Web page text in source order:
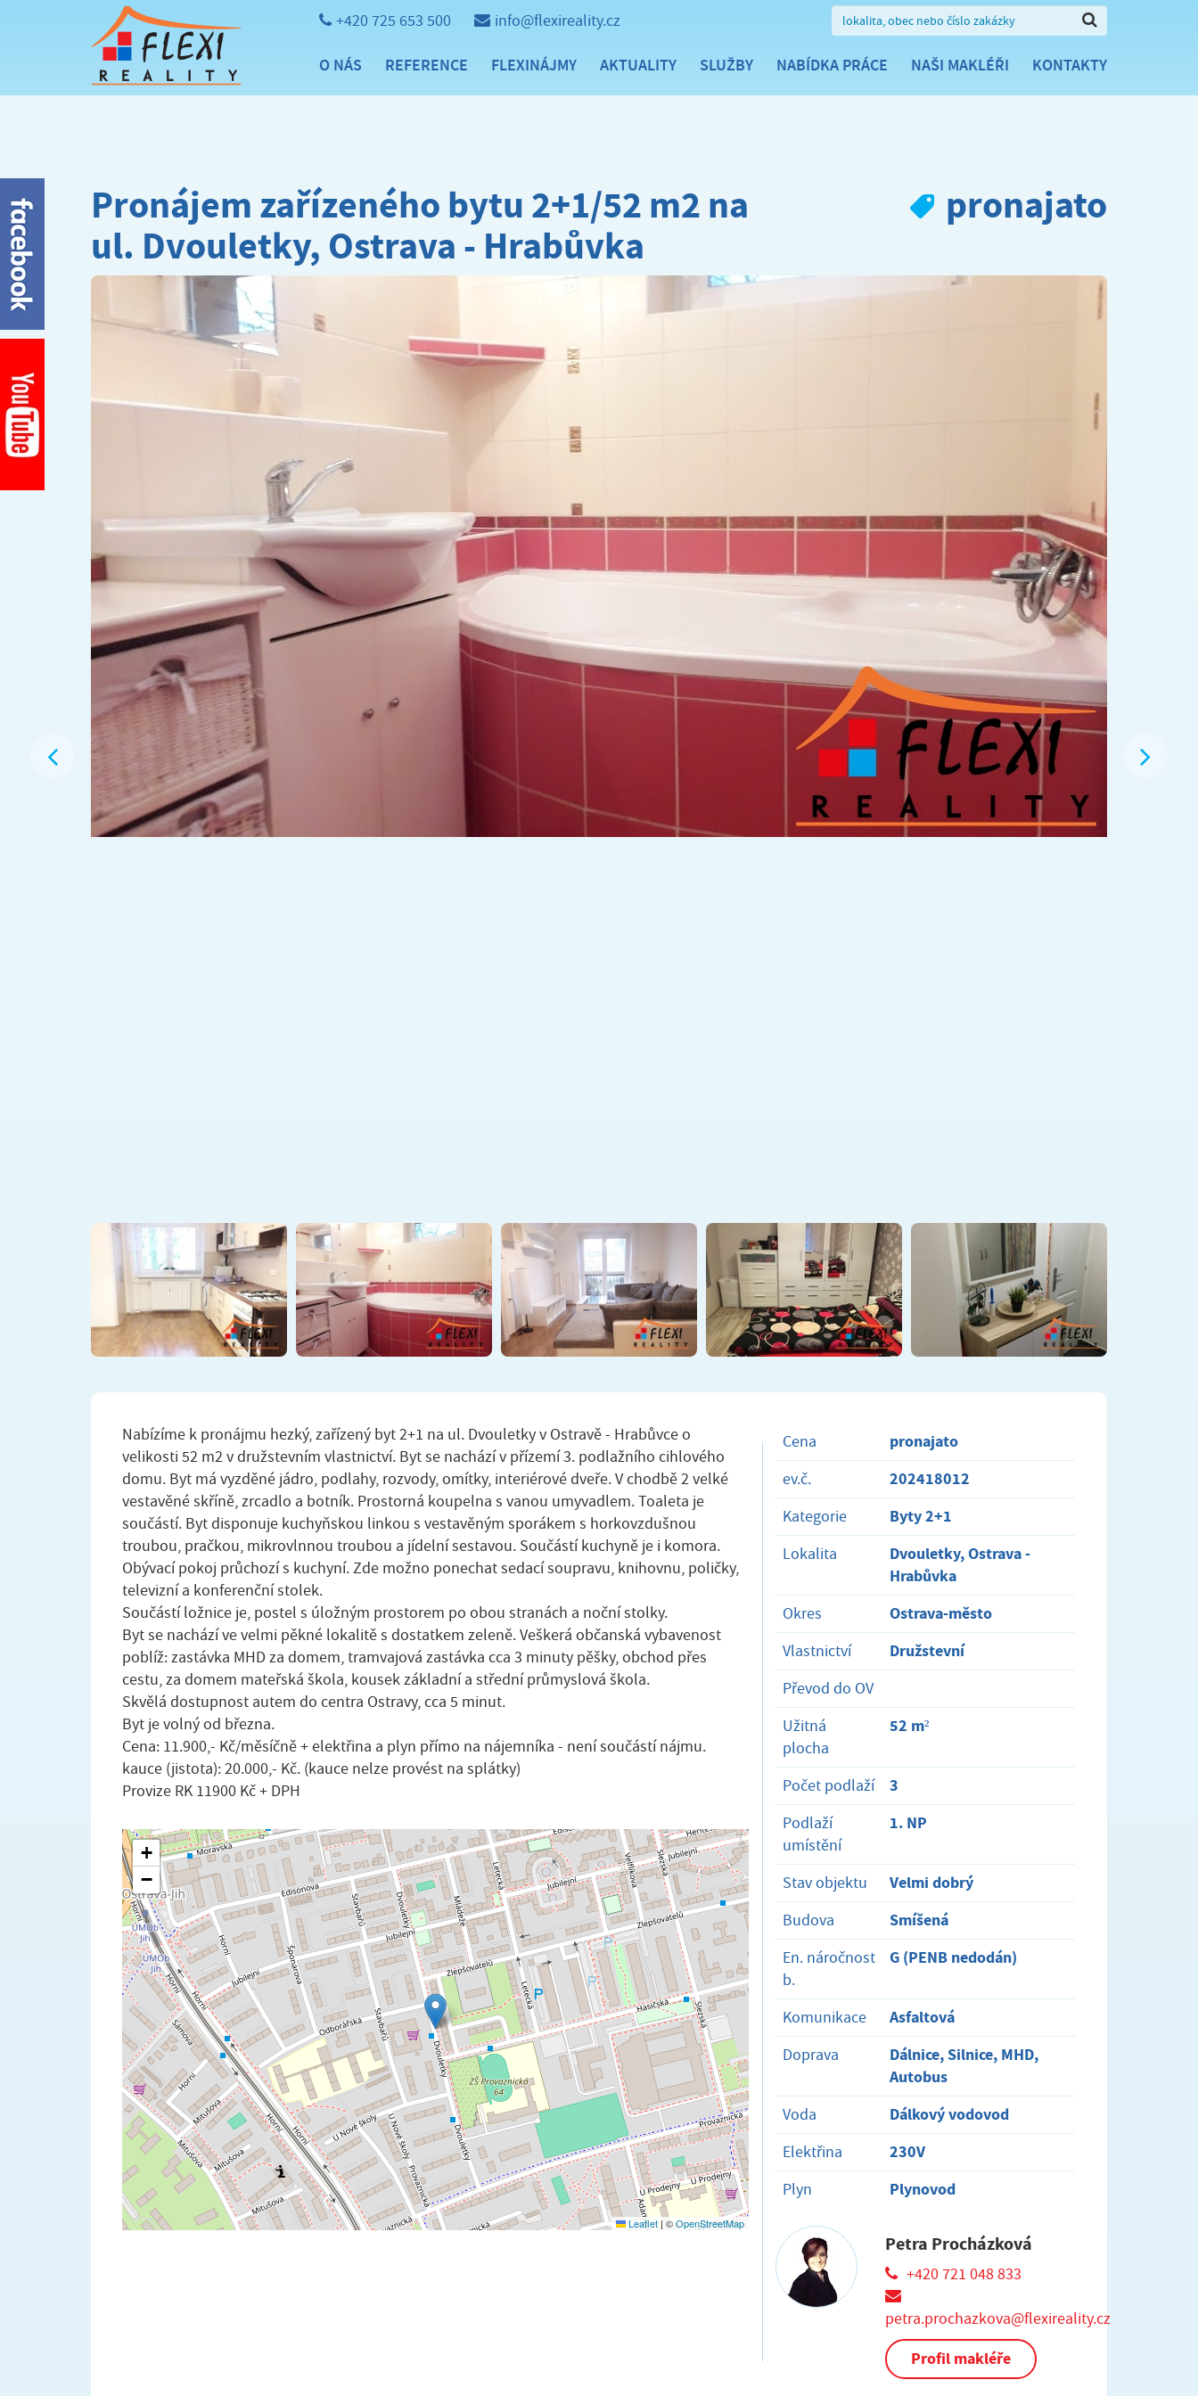
+420 725 653 500 info@flexireality.cz
O NÁS REFERENCE FLEXINÁJMY AKTUALITY SLUŽBY NABÍDKA PRÁCE NAŠI MAKLÉŘI KONTAKTY
Pronájem zařízeného bytu 2+1/52 m2 na
ul. Dvouletky, Ostrava - Hrabůvka
pronajato
Nabízíme k pronájmu hezký, zařízený byt 2+1 na ul. Dvouletky v Ostravě - Hrabůvce o
velikosti 52 m2 v družstevním vlastnictví. Byt se nachází v přízemí 3. podlažního cihlového
domu. Byt má vyzděné jádro, podlahy, rozvody, omítky, interiérové dveře. V chodbě 2 velké
vestavěné skříně, zrcadlo a botník. Prostorná koupelna s vanou umyvadlem. Toaleta je
součástí. Byt disponuje kuchyňskou linkou s vestavěným sporákem s horkovzdušnou
troubou, pračkou, mikrovlnnou troubou a jídelní sestavou. Součástí kuchyně je i komora.
Obývací pokoj průchozí s kuchyní. Zde možno ponechat sedací soupravu, knihovnu, poličky,
televizní a konferenční stolek.
Součástí ložnice je, postel s úložným prostorem po obou stranách a noční stolky.
Byt se nachází ve velmi pěkné lokalitě s dostatkem zeleně. Veškerá občanská vybavenost
poblíž: zastávka MHD za domem, tramvajová zastávka cca 3 minuty pěšky, obchod přes
cestu, za domem mateřská škola, kousek základní a střední průmyslová škola.
Skvělá dostupnost autem do centra Ostravy, cca 5 minut.
Byt je volný od března.
Cena: 11.900,- Kč/měsíčně + elektřina a plyn přímo na nájemníka - není součástí nájmu.
kauce (jistota): 20.000,- Kč. (kauce nelze provést na splátky)
Provize RK 11900 Kč + DPH
+
−
Leaflet | ©OpenStreetMap
Cena pronajato
ev.č. 202418012
Kategorie Byty 2+1
Lokalita
Dvouletky, Ostrava -
Hrabůvka
Okres Ostrava-město
Vlastnictví Družstevní
Převod do OV
Užitná
plocha
52 m²
Počet podlaží 3
Podlaží
umístění
1. NP
Stav objektu Velmi dobrý
Budova Smíšená
En. náročnost
b.
G (PENB nedodán)
Komunikace Asfaltová
Doprava
Dálnice, Silnice, MHD,
Autobus
Voda Dálkový vodovod
Elektřina 230V
Plyn Plynovod
Petra Procházková
+420 721 048 833
petra.prochazkova@flexireality.cz
Profil makléře